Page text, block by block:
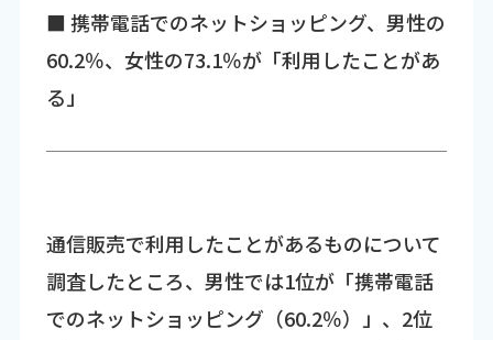
■ 携帯電話でのネットショッピング、男性の
60.2％、女性の73.1％が「利用したことがあ
る」
通信販売で利用したことがあるものについて
調査したところ、男性では1位が「携帯電話
でのネットショッピング（60.2％）」、2位